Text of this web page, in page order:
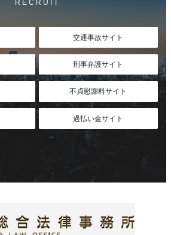
RECRUIT
交通事故サイト
刑事弁護サイト
不貞慰謝料サイト
過払い金サイト